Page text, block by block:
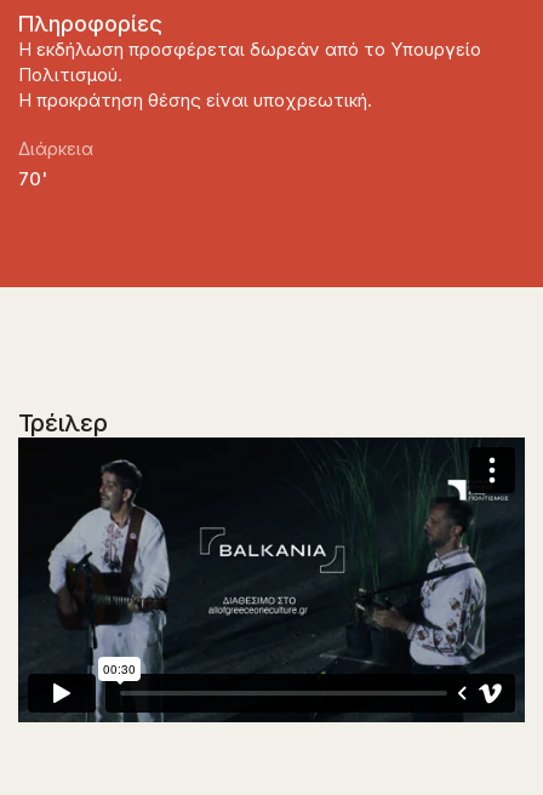
Πληροφορίες
Η εκδήλωση προσφέρεται δωρεάν από το Υπουργείο
Πολιτισμού.
Η προκράτηση θέσης είναι υποχρεωτική.
Διάρκεια
70'
Τρέιλερ